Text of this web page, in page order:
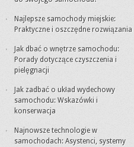
Najlepsze samochody miejskie:
Praktyczne i oszczędne rozwiązania
Jak dbać o wnętrze samochodu:
Porady dotyczące czyszczenia i
pielęgnacji
Jak zadbać o układ wydechowy
samochodu: Wskazówki i
konserwacja
Najnowsze technologie w
samochodach: Asystenci, systemy